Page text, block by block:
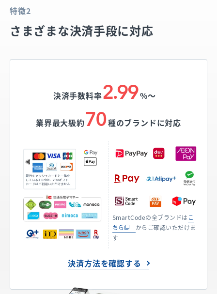
特徴2
さまざまな決済手段に対応
決済手数料率2.99%〜
業界最大級約70種のブランドに対応
SmartCodeの全ブランドは こ
ちら
からご確認いただけま
す
決済方法を確認する